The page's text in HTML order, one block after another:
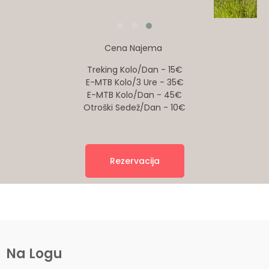
Cena Najema
Treking Kolo/dan - 15€
E-MTB Kolo/3 Ure - 35€
E-MTB Kolo/dan - 45€
Otroški Sedež/dan - 10€
Rezervacija
Na Logu